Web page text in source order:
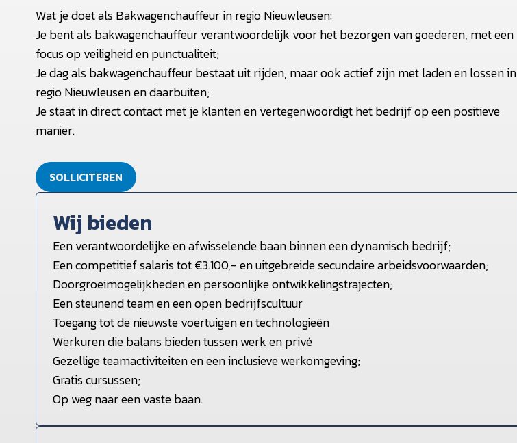
Wat je doet als Bakwagenchauffeur in regio Nieuwleusen:
Je bent als bakwagenchauffeur verantwoordelijk voor het bezorgen van goederen, met een
focus op veiligheid en punctualiteit;
Je dag als bakwagenchauffeur bestaat uit rijden, maar ook actief zijn met laden en lossen in
regio Nieuwleusen en daarbuiten;
Je staat in direct contact met je klanten en vertegenwoordigt het bedrijf op een positieve
manier.
SOLLICITEREN
Wij bieden
Een verantwoordelijke en afwisselende baan binnen een dynamisch bedrijf;
Een competitief salaris tot €3.100,- en uitgebreide secundaire arbeidsvoorwaarden;
Doorgroeimogelijkheden en persoonlijke ontwikkelingstrajecten;
Een steunend team en een open bedrijfscultuur
Toegang tot de nieuwste voertuigen en technologieën
Werkuren die balans bieden tussen werk en privé
Gezellige teamactiviteiten en een inclusieve werkomgeving;
Gratis cursussen;
Op weg naar een vaste baan.